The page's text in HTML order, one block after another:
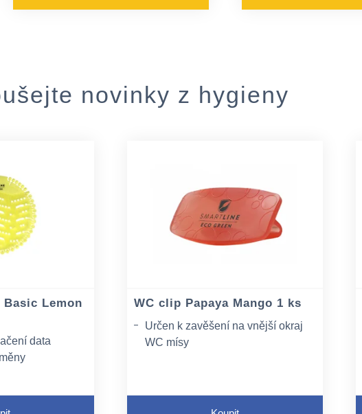
novinky z hygieny
Lemon
data
WC clip Papaya Mango 1 ks
Určen k zavěšení na vnější okraj
WC mísy